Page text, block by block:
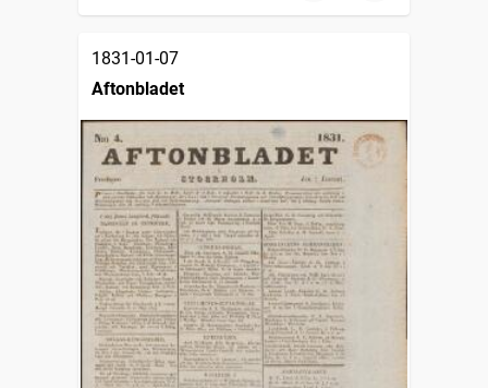
1831-01-07
Aftonbladet